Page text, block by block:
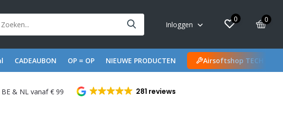
Inloggen
0 0
CADEAUBON OP = OP NIEUWE PRODUCTEN Airsoftshop TECH
& NL vanaf € 99 281 reviews